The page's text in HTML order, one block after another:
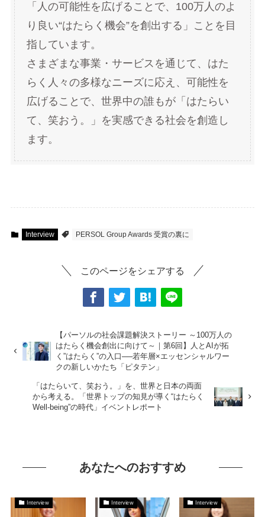
「人の可能性を広げることで、100万人のよ
り良い“はたらく機会”を創出する」ことを目
指しています。
さまざまな事業・サービスを通じて、はた
らく人々の多様なニーズに応え、可能性を
広げることで、世界中の誰もが「はたらい
て、笑おう。」を実感できる社会を創造し
ます。
Interview PERSOL Group Awards 受賞の裏に
このページをシェアする
【パーソルの社会課題解決ストーリー ～100万人の
はたらく機会創出に向けて～｜第6回】人とAIが拓
く”はたらく”の入口──若年層×エッセンシャルワー
クの新しいかたち「ピタテン」
「はたらいて、笑おう。」を、世界と日本の両面
から考える。「世界トップの知見が導く“はたらく
Well-being”の時代」イベントレポート
あなたへのおすすめ
Interview Interview Interview